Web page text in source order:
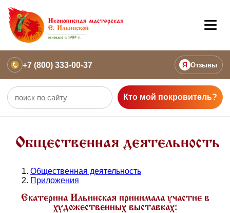
+7 (800) 333-00-37 Я Отзывы
Кто мой покровитель?
Общественная деятельность
Общественная деятельность
Приложения
Екатерина Ильинская принимала участие в
художественных выставках: